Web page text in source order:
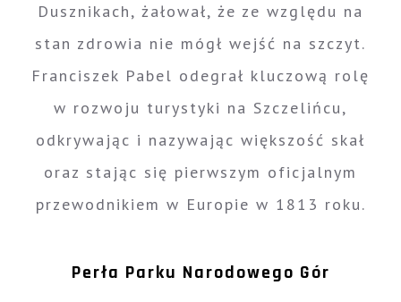
Dusznikach, żałował, że ze względu na
stan zdrowia nie mógł wejść na szczyt.
Franciszek Pabel odegrał kluczową rolę
w rozwoju turystyki na Szczelińcu,
odkrywając i nazywając większość skał
oraz stając się pierwszym oficjalnym
przewodnikiem w Europie w 1813 roku.
Perła Parku Narodowego Gór